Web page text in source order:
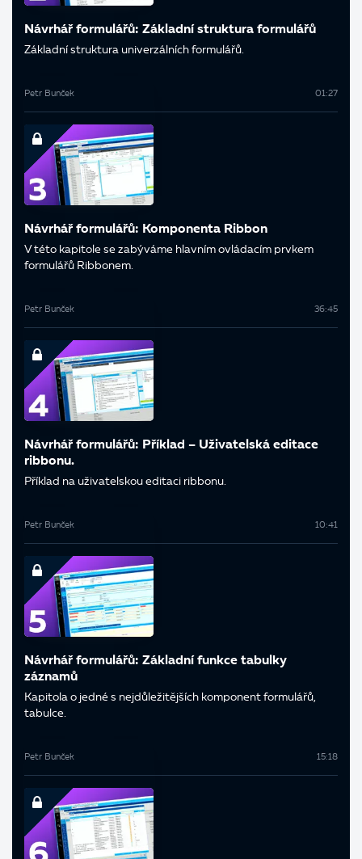
Návrhář formulářů: Základní struktura formulářů
Základní struktura univerzálních formulářů.
Petr Bunček 01:27
Návrhář formulářů: Komponenta Ribbon
V této kapitole se zabýváme hlavním ovládacím prvkem
formulářů Ribbonem.
Petr Bunček 36:45
Návrhář formulářů: Příklad – Uživatelská editace
ribbonu.
Příklad na uživatelskou editaci ribbonu.
Petr Bunček 10:41
Návrhář formulářů: Základní funkce tabulky
záznamů
Kapitola o jedné s nejdůležitějších komponent formulářů,
tabulce.
Petr Bunček 15:18